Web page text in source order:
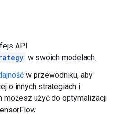
API
w swoich modelach.
w przewodniku, aby
o innych strategiach i
możesz użyć do optymalizacji